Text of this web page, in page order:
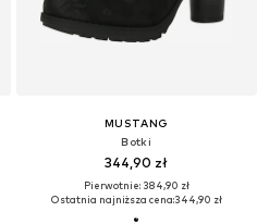
MUSTANG
Botki
344,90 zł
Pierwotnie: 384,90 zł
Ostatnia najniższa cena:344,90 zł